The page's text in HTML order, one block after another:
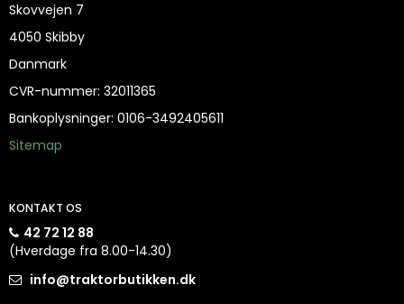
Skovvejen 7
4050 Skibby
Danmark
CVR-nummer: 32011365
Bankoplysninger: 0106-3492405611
Sitemap
KONTAKT OS
42 72 12 88
(Hverdage fra 8.00-14.30)
info@traktorbutikken.dk